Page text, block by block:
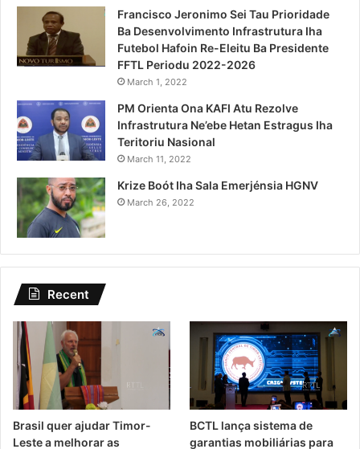
Francisco Jeronimo Sei Tau Prioridade
Ba Desenvolvimento Infrastrutura Iha
Futebol Hafoin Re-Eleitu Ba Presidente
FFTL Periodu 2022-2026
March 1, 2022
PM Orienta Ona KAFI Atu Rezolve
Infrastrutura Ne’ebe Hetan Estragus Iha
Teritoriu Nasional
March 11, 2022
Krize Boót Iha Sala Emerjénsia HGNV
March 26, 2022
Recent
Brasil quer ajudar Timor-
Leste a melhorar as
BCTL lança sistema de
garantias mobiliárias para